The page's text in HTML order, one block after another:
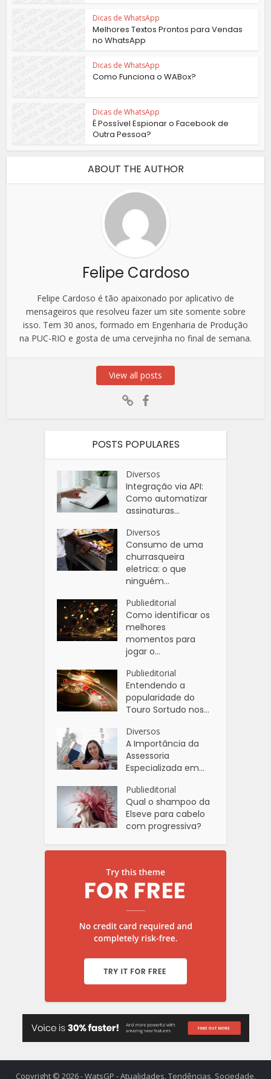
Dicas de WhatsApp
Melhores Textos Prontos para Vendas
no WhatsApp
Dicas de WhatsApp
Como Funciona o WABox?
Dicas de WhatsApp
É Possível Espionar o Facebook de
Outra Pessoa?
ABOUT THE AUTHOR
Felipe Cardoso
Felipe Cardoso é tão apaixonado por aplicativo de
mensageiros que resolveu fazer um site somente sobre
isso. Tem 30 anos, formado em Engenharia de Produção
na PUC-RIO e gosta de uma cervejinha no final de semana.
View all posts
POSTS POPULARES
Diversos
Integração via API:
Como automatizar
assinaturas...
Diversos
Consumo de uma
churrasqueira
eletrica: o que
ninguém...
Publieditorial
Como identificar os
melhores
momentos para
jogar o...
Publieditorial
Entendendo a
popularidade do
Touro Sortudo nos...
Diversos
A Importância da
Assessoria
Especializada em...
Publieditorial
Qual o shampoo da
Elseve para cabelo
com progressiva?
Copyright © 2026 - WatsGP - Atualidades, Tendências, Sociedade,